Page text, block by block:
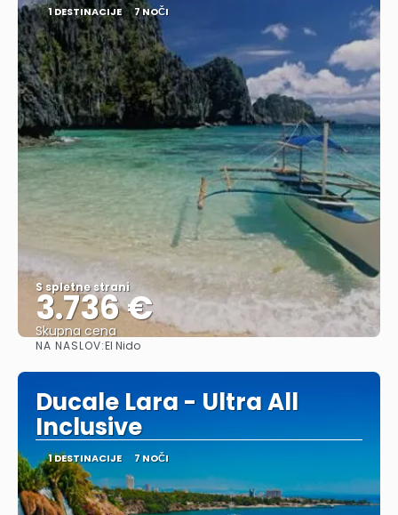
1 DESTINACIJE 7 NOČI
S spletne strani
3.736 €
Skupna cena
NA NASLOV:El Nido
Ducale Lara - Ultra All
Inclusive
1 DESTINACIJE 7 NOČI